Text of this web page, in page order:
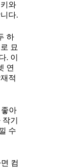
와
다.
하
묘
. 이
연
적
아
기
수
컴